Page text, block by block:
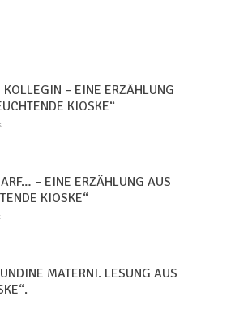
– EINE ERZÄHLUNG
KIOSKE“
– EINE ERZÄHLUNG AUS
KIOSKE“
MATERNI. LESUNG AUS